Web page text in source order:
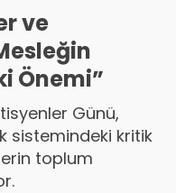
ve
Önemi”
Günü,
sistemindeki kritik
toplum